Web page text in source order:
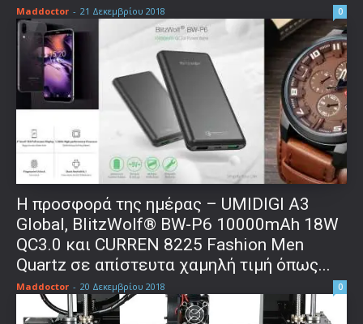
Maddoctor - 21 Δεκεμβρίου 2018 0
Η προσφορά της ημέρας – UMIDIGI A3
Global, BlitzWolf® BW-P6 10000mAh 18W
QC3.0 και CURREN 8225 Fashion Men
Quartz σε απίστευτα χαμηλή τιμή όπως...
Maddoctor - 20 Δεκεμβρίου 2018 0